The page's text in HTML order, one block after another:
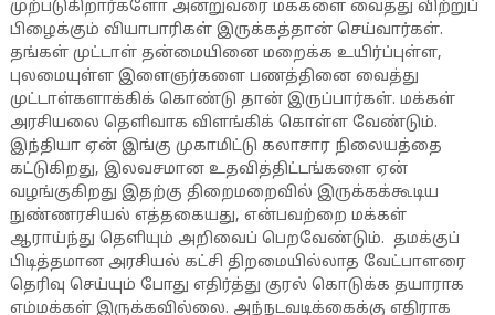
முற்படுகிறார்களோ அன்றுவரை மக்களை வைத்து விற்றுப்
பிழைக்கும் வியாபாரிகள் இருக்கத்தான் செய்வார்கள்.
தங்கள் முட்டாள் தன்மையினை மறைக்க உயிர்ப்புள்ள,
புலமையுள்ள இளைஞர்களை பணத்தினை வைத்து
முட்டாள்களாக்கிக் கொண்டு தான் இருப்பார்கள். மக்கள்
அரசியலை தெளிவாக விளங்கிக் கொள்ள வேண்டும்.
இந்தியா ஏன் இங்கு முகாமிட்டு கலாசார நிலையத்தை
கட்டுகிறது, இலவசமான உதவித்திட்டங்களை ஏன்
வழங்குகிறது இதற்கு திறைமறைவில் இருக்கக்கூடிய
நுண்ணரசியல் எத்தகையது, என்பவற்றை மக்கள்
ஆராய்ந்து தெளியும் அறிவைப் பெறவேண்டும். தமக்குப்
பிடித்தமான அரசியல் கட்சி திறமையில்லாத வேட்பாளரை
தெரிவு செய்யும் போது எதிர்த்து குரல் கொடுக்க தயாராக
எம்மக்கள் இருக்கவில்லை. அந்நடவடிக்கைக்கு எதிராக